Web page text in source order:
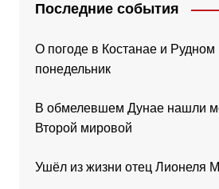
Последние события
О погоде в Костанае и Рудном
понедельник
В обмелевшем Дунае нашли
Второй мировой
Ушёл из жизни отец Лионеля